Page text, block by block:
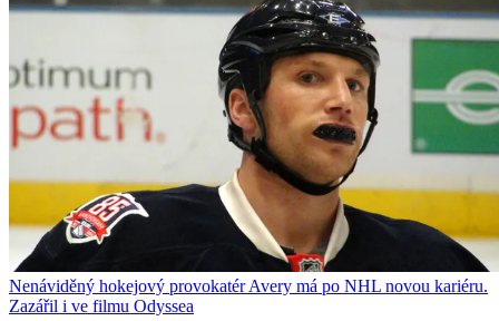
Nenáviděný hokejový provokatér Avery má po NHL novou kariéru.
Zazářil i ve filmu Odyssea